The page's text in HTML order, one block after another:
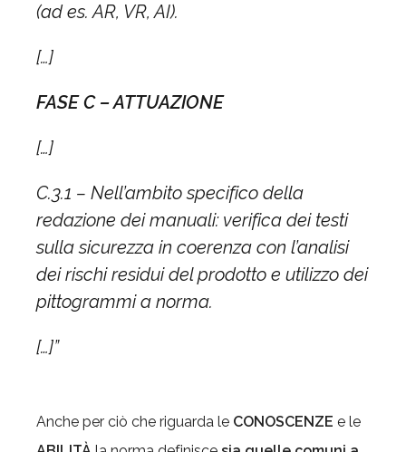
(ad es. AR, VR, AI).
[…]
FASE C – ATTUAZIONE
[…]
C.3.1 – Nell’ambito specifico della
redazione dei manuali: verifica dei testi
sulla sicurezza in coerenza con l’analisi
dei rischi residui del prodotto e utilizzo dei
pittogrammi a norma.
[…]”
Anche per ciò che riguarda le CONOSCENZE e le